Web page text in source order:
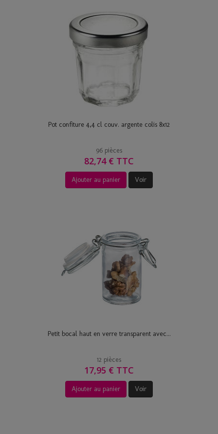
Pot confiture 4,4 cl couv. argente colis 8x12
96 pièces
82,74 € TTC
Ajouter au panier Voir
Petit bocal haut en verre transparent avec...
12 pièces
17,95 € TTC
Ajouter au panier Voir